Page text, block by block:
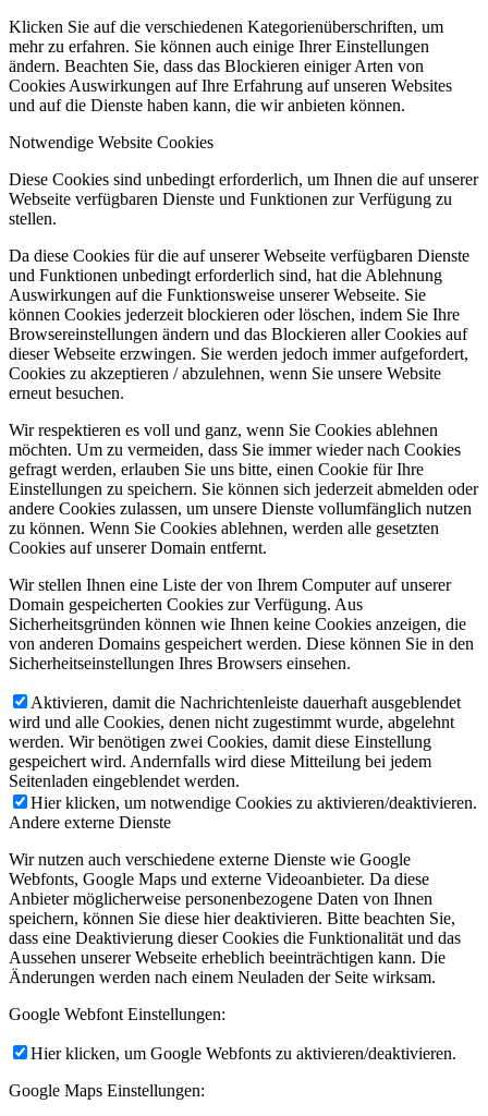
Klicken Sie auf die verschiedenen Kategorienüberschriften, um
mehr zu erfahren. Sie können auch einige Ihrer Einstellungen
ändern. Beachten Sie, dass das Blockieren einiger Arten von
Cookies Auswirkungen auf Ihre Erfahrung auf unseren Websites
und auf die Dienste haben kann, die wir anbieten können.
Notwendige Website Cookies
Diese Cookies sind unbedingt erforderlich, um Ihnen die auf unserer
Webseite verfügbaren Dienste und Funktionen zur Verfügung zu
stellen.
Da diese Cookies für die auf unserer Webseite verfügbaren Dienste
und Funktionen unbedingt erforderlich sind, hat die Ablehnung
Auswirkungen auf die Funktionsweise unserer Webseite. Sie
können Cookies jederzeit blockieren oder löschen, indem Sie Ihre
Browsereinstellungen ändern und das Blockieren aller Cookies auf
dieser Webseite erzwingen. Sie werden jedoch immer aufgefordert,
Cookies zu akzeptieren / abzulehnen, wenn Sie unsere Website
erneut besuchen.
Wir respektieren es voll und ganz, wenn Sie Cookies ablehnen
möchten. Um zu vermeiden, dass Sie immer wieder nach Cookies
gefragt werden, erlauben Sie uns bitte, einen Cookie für Ihre
Einstellungen zu speichern. Sie können sich jederzeit abmelden oder
andere Cookies zulassen, um unsere Dienste vollumfänglich nutzen
zu können. Wenn Sie Cookies ablehnen, werden alle gesetzten
Cookies auf unserer Domain entfernt.
Wir stellen Ihnen eine Liste der von Ihrem Computer auf unserer
Domain gespeicherten Cookies zur Verfügung. Aus
Sicherheitsgründen können wie Ihnen keine Cookies anzeigen, die
von anderen Domains gespeichert werden. Diese können Sie in den
Sicherheitseinstellungen Ihres Browsers einsehen.
Aktivieren, damit die Nachrichtenleiste dauerhaft ausgeblendet
wird und alle Cookies, denen nicht zugestimmt wurde, abgelehnt
werden. Wir benötigen zwei Cookies, damit diese Einstellung
gespeichert wird. Andernfalls wird diese Mitteilung bei jedem
Seitenladen eingeblendet werden.
Hier klicken, um notwendige Cookies zu aktivieren/deaktivieren.
Andere externe Dienste
Wir nutzen auch verschiedene externe Dienste wie Google
Webfonts, Google Maps und externe Videoanbieter. Da diese
Anbieter möglicherweise personenbezogene Daten von Ihnen
speichern, können Sie diese hier deaktivieren. Bitte beachten Sie,
dass eine Deaktivierung dieser Cookies die Funktionalität und das
Aussehen unserer Webseite erheblich beeinträchtigen kann. Die
Änderungen werden nach einem Neuladen der Seite wirksam.
Google Webfont Einstellungen:
Hier klicken, um Google Webfonts zu aktivieren/deaktivieren.
Google Maps Einstellungen: